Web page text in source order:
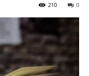
0
210